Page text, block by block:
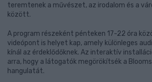
teremtenek a művészet, az irodalom és a
között.
A program részeként pénteken 17-22 óra
videópont is helyet kap, amely különleges
kínál az érdeklődőknek. Az interaktív
arra, hogy a látogatók megörökítsék a
hangulatát.